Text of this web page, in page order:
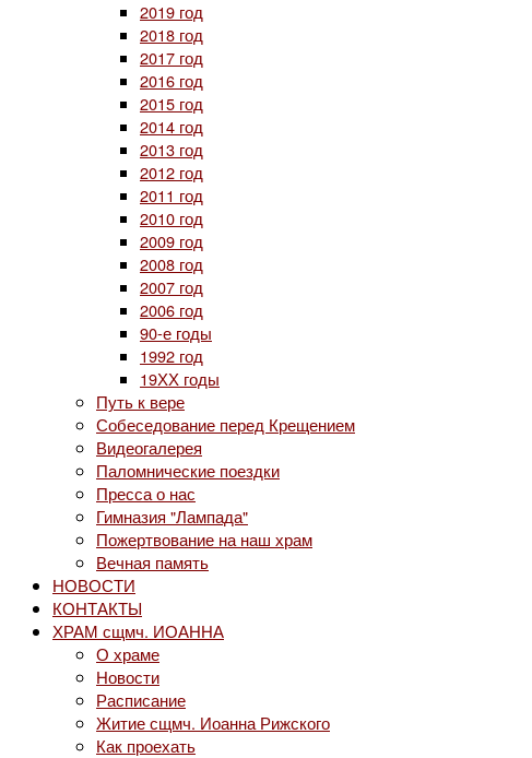
2019 год
2018 год
2017 год
2016 год
2015 год
2014 год
2013 год
2012 год
2011 год
2010 год
2009 год
2008 год
2007 год
2006 год
90-е годы
1992 год
19ХХ годы
Путь к вере
Собеседование перед Крещением
Видеогалерея
Паломнические поездки
Пресса о нас
Гимназия "Лампада"
Пожертвование на наш храм
Вечная память
НОВОСТИ
КОНТАКТЫ
ХРАМ сщмч. ИОАННА
О храме
Новости
Расписание
Житие сщмч. Иоанна Рижского
Как проехать